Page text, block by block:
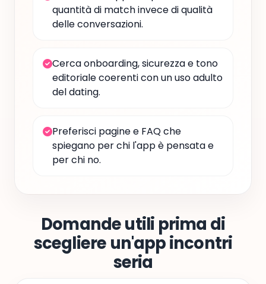
quantità di match invece di qualità
delle conversazioni.
Cerca onboarding, sicurezza e tono
editoriale coerenti con un uso adulto
del dating.
Preferisci pagine e FAQ che
spiegano per chi l'app è pensata e
per chi no.
Domande utili prima di
scegliere un'app incontri
seria